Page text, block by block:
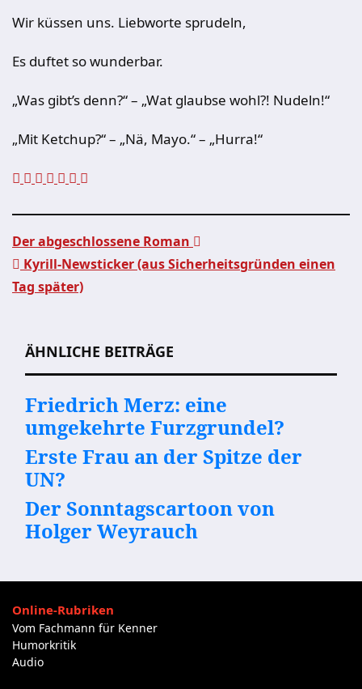
Wir küssen uns. Liebworte sprudeln,
Es duftet so wunderbar.
„Was gibt’s denn?“ – „Wat glaubse wohl?! Nudeln!“
„Mit Ketchup?“ – „Nä, Mayo.“ – „Hurra!“
Beitragsnavigation
Der abgeschlossene Roman
Kyrill-Newsticker (aus Sicherheitsgründen einen
Tag später)
ÄHNLICHE BEITRÄGE
Friedrich Merz: eine
umgekehrte Furzgrundel?
Erste Frau an der Spitze der
UN?
Der Sonntagscartoon von
Holger Weyrauch
Online-Rubriken
Vom Fachmann für Kenner
Humorkritik
Audio